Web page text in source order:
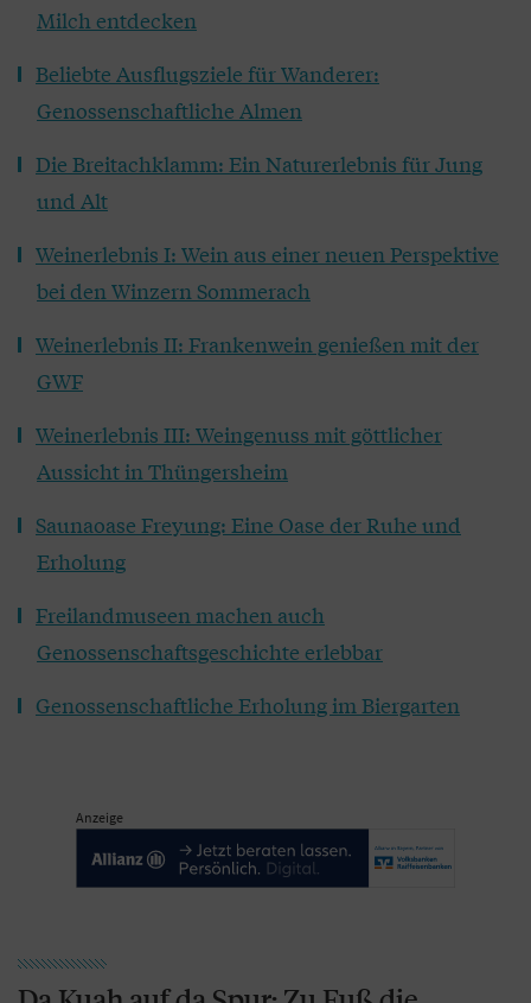
Milch entdecken
Beliebte Ausflugsziele für Wanderer:
Genossenschaftliche Almen
Die Breitachklamm: Ein Naturerlebnis für Jung
und Alt
Weinerlebnis I: Wein aus einer neuen Perspektive
bei den Winzern Sommerach
Weinerlebnis II: Frankenwein genießen mit der
GWF
Weinerlebnis III: Weingenuss mit göttlicher
Aussicht in Thüngersheim
Saunaoase Freyung: Eine Oase der Ruhe und
Erholung
Freilandmuseen machen auch
Genossenschaftsgeschichte erlebbar
Genossenschaftliche Erholung im Biergarten
Anzeige